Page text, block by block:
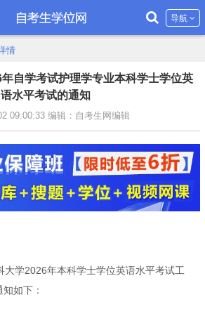
导航
情
自学考试护理学专业本科学士学位英
语水平考试的通知
09:00:33 编辑：自考生网编辑
大学2026年本科学士学位英语水平考试工
如下：